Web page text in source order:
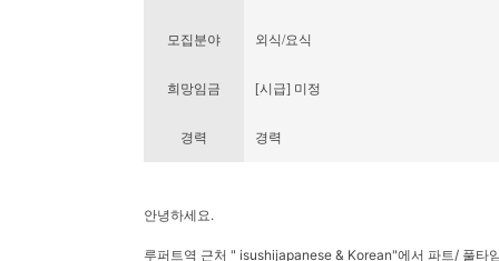
모집분야 외식/요식
희망임금 [시급] 미정
경력 경력
안녕하세요.
루퍼트역 근처 " isushijapanese & Korean"에서 파트/ 풀타